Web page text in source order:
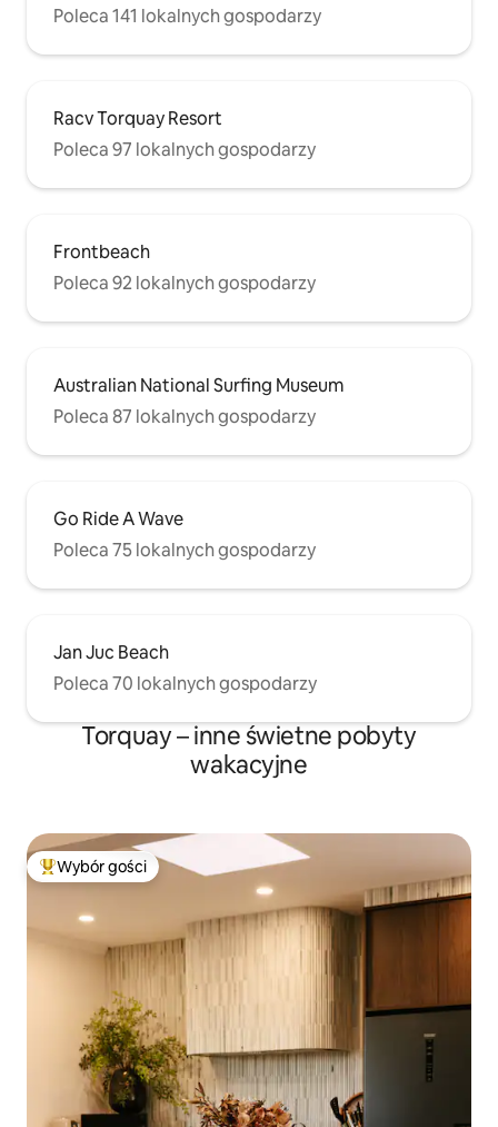
Poleca 141 lokalnych gospodarzy
Racv Torquay Resort
Poleca 97 lokalnych gospodarzy
Frontbeach
Poleca 92 lokalnych gospodarzy
Australian National Surfing Museum
Poleca 87 lokalnych gospodarzy
Go Ride A Wave
Poleca 75 lokalnych gospodarzy
Jan Juc Beach
Poleca 70 lokalnych gospodarzy
Torquay – inne świetne pobyty
wakacyjne
Najpopularniejsze z kategorii Wybór gości
Wybór gości